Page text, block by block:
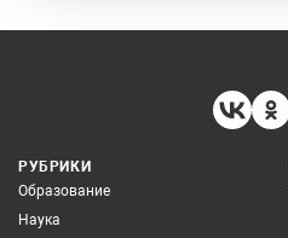
РУБРИКИ
Образование
Наука